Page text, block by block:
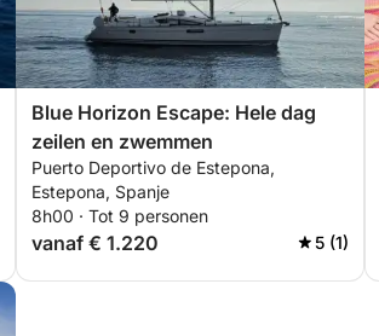
Blue Horizon Escape: Hele dag
zeilen en zwemmen
Puerto Deportivo de Estepona,
Estepona, Spanje
8h00 · Tot 9 personen
vanaf € 1.220 5 (1)